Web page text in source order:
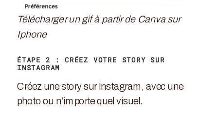
Télécharger un gif à partir de Canva sur
Iphone
ÉTAPE 2 : CRÉEZ VOTRE STORY SUR
INSTAGRAM
Créez une story sur Instagram, avec une
photo ou n’importe quel visuel.